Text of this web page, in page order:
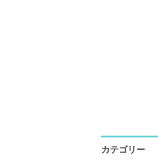
カテゴリー